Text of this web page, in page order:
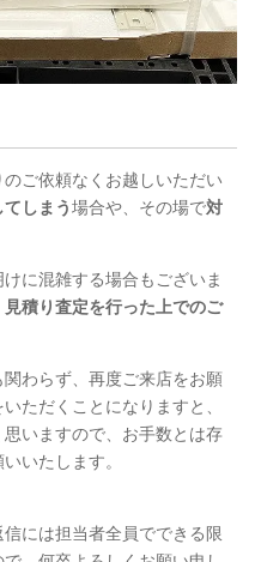
ご依頼なくお越しいただい
しまう場合や、その場で対
に混雑する場合もございま
見積り査定を行った上でのご
わらず、再度ご来店をお願
ただくことになりますと、
いますので、お手数とは存
いたします。
には担当者全員でできる限